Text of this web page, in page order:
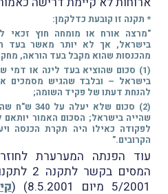
* תקנה זו קובעת כדלקמן:
"מרצה אורח או מומחה חוץ זכאי
בישראל, אך לא יותר מאשר בעד
מהכנסות שהוא מקבל בעד הוראה,
(1) סכום שהוציא בעד לינה או
בישראל – ובלבד שהגיש מסמכים
להנחת דעתו של פקיד השומה;
(2) סכום שלא
לפקודה כאילו היה תקרת הכנסה
הקרובים."
עוד הפנתה המערערת
המסים
5/2001 מיום 8.5.2001) (